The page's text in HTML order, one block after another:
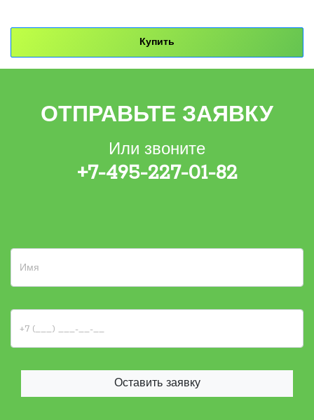
Купить
ОТПРАВЬТЕ ЗАЯВКУ
Или звоните
+7-495-227-01-82
Оставить заявку